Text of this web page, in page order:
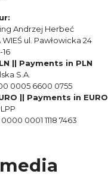
Andrzej Herbeć
ul. Pawłowicka 24
|| Payments in PLN
S.A.
0005 6600 0755
|| Payments in EURO
0001 1118 7463